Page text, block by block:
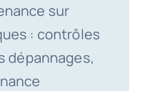
sur
: contrôles
dépannages,